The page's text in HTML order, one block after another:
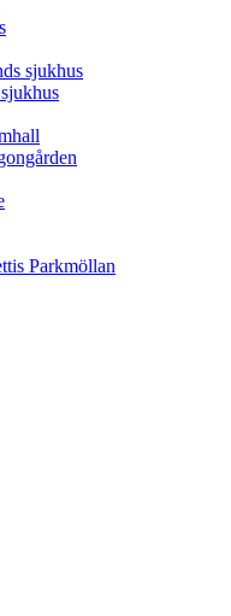
sjukhus
Parkmöllan